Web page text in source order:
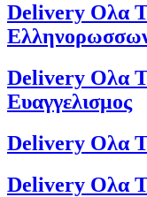
Delivery Ολα
Delivery Ολα
Ευαγγελισμος
Delivery Ολα
Delivery Ολα